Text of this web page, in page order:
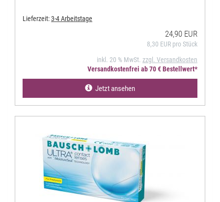
Lieferzeit:3-4 Arbeitstage
24,90 EUR
8,30 EUR pro Stück
inkl. 20 % MwSt. zzgl. Versandkosten
Versandkostenfrei ab 70 € Bestellwert*
Jetzt ansehen